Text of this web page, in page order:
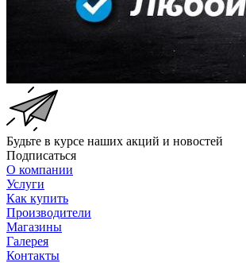
Будьте в курсе наших акций и новостей
Подписаться
О компании
Услуги
Как купить
Производители
Магазины
Галерея
Контакты